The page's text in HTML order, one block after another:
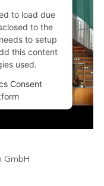
to load due
to the
to setup
this content
used.
Consent
GmbH